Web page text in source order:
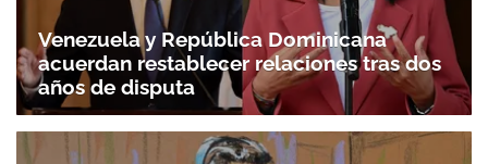
Venezuela y República Dominicana
acuerdan restablecer relaciones tras dos
años de disputa